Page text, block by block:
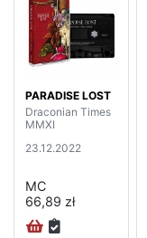
PARADISE LOST
Draconian Times
MMXI
23.12.2022
MC
66,89 zł